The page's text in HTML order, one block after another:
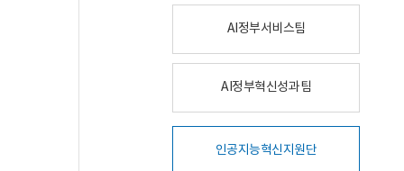
AI정부서비스팀
AI정부혁신성과팀
인공지능혁신지원단